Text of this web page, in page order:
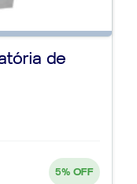
de
5% OFF